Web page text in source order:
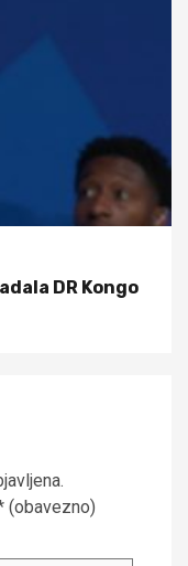
DR Kongo
(obavezno)